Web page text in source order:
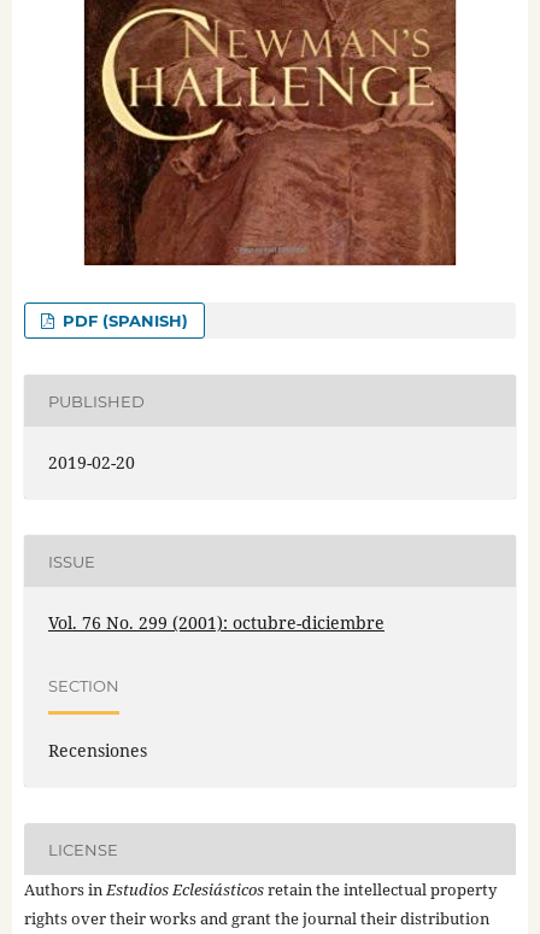
PDF (SPANISH)
PUBLISHED
2019-02-20
ISSUE
Vol. 76 No. 299 (2001): octubre-diciembre
SECTION
Recensiones
LICENSE
Authors inEstudios Eclesiásticosretain the intellectual property
rights over their works and grant the journal their distribution